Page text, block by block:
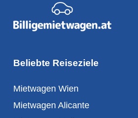
Beliebte Reiseziele
Mietwagen Wien
Mietwagen Alicante